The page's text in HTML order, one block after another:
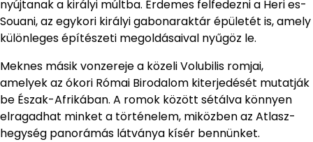
nyújtanak a királyi múltba. Érdemes felfedezni a Heri es-
Souani, az egykori királyi gabonaraktár épületét is, amely
különleges építészeti megoldásaival nyűgöz le.
Meknes másik vonzereje a közeli Volubilis romjai,
amelyek az ókori Római Birodalom kiterjedését mutatják
be Észak-Afrikában. A romok között sétálva könnyen
elragadhat minket a történelem, miközben az Atlasz-
hegység panorámás látványa kísér bennünket.